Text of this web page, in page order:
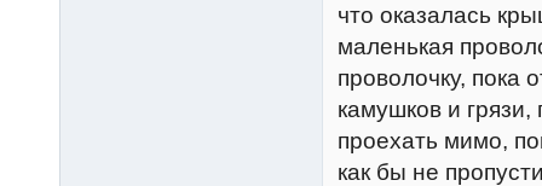
что оказалась
маленькая
проволочку, пока
камушков и
проехать мимо,
как бы не